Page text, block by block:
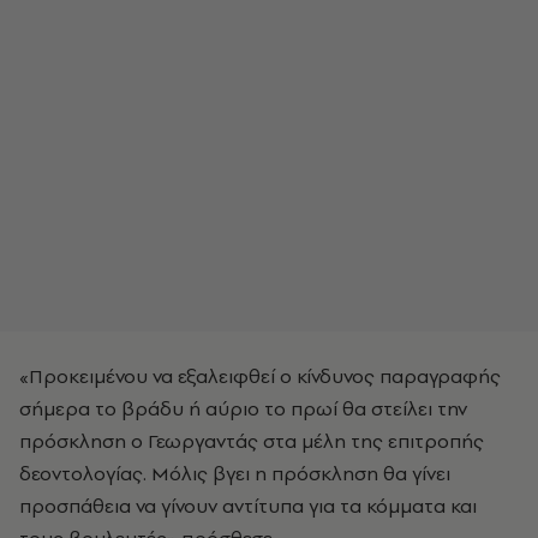
«Προκειμένου να εξαλειφθεί ο κίνδυνος παραγραφής
σήμερα το βράδυ ή αύριο το πρωί θα στείλει την
πρόσκληση ο Γεωργαντάς στα μέλη της επιτροπής
δεοντολογίας. Μόλις βγει η πρόσκληση θα γίνει
προσπάθεια να γίνουν αντίτυπα για τα κόμματα και